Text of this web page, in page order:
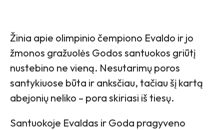
Žinia apie olimpinio čempiono Evaldo ir jo
žmonos gražuolės Godos santuokos griūtį
nustebino ne vieną. Nesutarimų poros
santykiuose būta ir anksčiau, tačiau šį kartą
abejonių neliko – pora skiriasi iš tiesų.
Santuokoje Evaldas ir Goda pragyveno